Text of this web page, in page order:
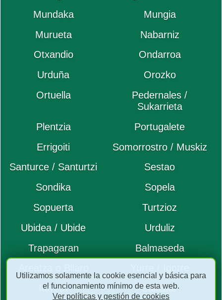
Mundaka
Mungia
Murueta
Nabarniz
Otxandio
Ondarroa
Urduña
Orozko
Ortuella
Pedernales /
Sukarrieta
Plentzia
Portugalete
Errigoiti
Somorrostro / Muskiz
Santurce / Santurtzi
Sestao
Sondika
Sopela
Sopuerta
Turtzioz
Ubidea / Ubide
Urduliz
Trapagaran
Balmaseda
Iurreta
Zaldibar
Utilizamos solamente la cookie esencial y básica para
el funcionamiento mínimo de esta web.
Ver políticas y gestión de cookies